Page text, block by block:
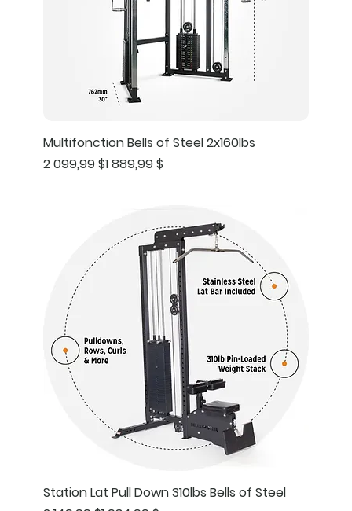
Multifonction Bells of Steel 2x160lbs
Prix original
2 099,99 $
Prix promotionnel
1 889,99 $
Station Lat Pull Down 310lbs Bells of Steel